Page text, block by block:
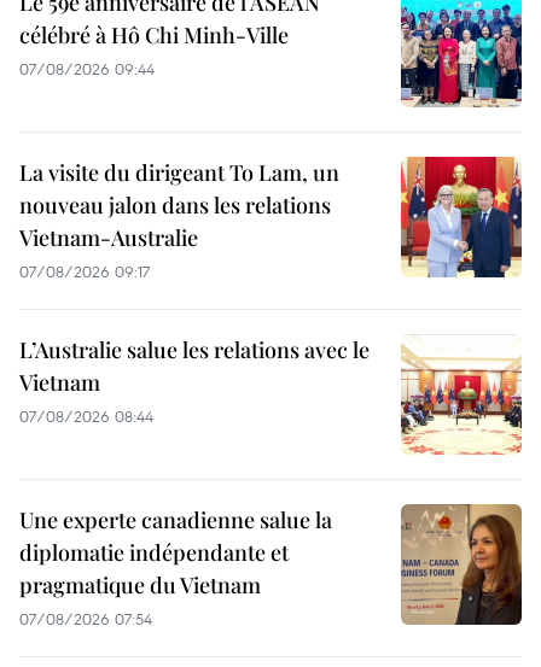
célébré à Hô Chi Minh-Ville
07/08/2026 09:44
La visite du dirigeant To Lam, un
nouveau jalon dans les relations
Vietnam-Australie
07/08/2026 09:17
L’Australie salue les relations avec le
Vietnam
07/08/2026 08:44
Une experte canadienne salue la
diplomatie indépendante et
pragmatique du Vietnam
07/08/2026 07:54